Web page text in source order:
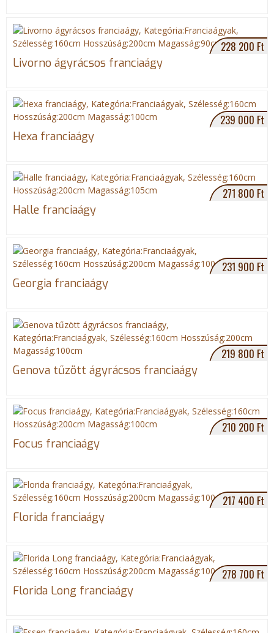
228 200 Ft
Livorno ágyrácsos franciaágy
239 000 Ft
Hexa franciaágy
271 800 Ft
Halle franciaágy
231 900 Ft
Georgia franciaágy
219 800 Ft
Genova tűzött ágyrácsos franciaágy
210 200 Ft
Focus franciaágy
217 400 Ft
Florida franciaágy
278 700 Ft
Florida Long franciaágy